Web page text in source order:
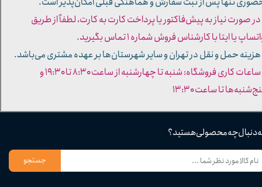
دنبال چه محصولی هستید؟
جستجو
صورت نیاز به پیش‌فاکتور یا پرداخت کارت به کارت، لطفاً از طریق
یا ایتا با کارشناس فروش شماره ۱ تماس بگیرید.
حمل و نقل در تهران و سایر شهرستان‌ها بر عهده مشتری می‌باشد.
- ساعات کاری فروشگاه: شنبه تا چهارشنبه از ساعت ۸:۳۰ تا ۱۹:۳۰ و
تا ساعت ۱۳:۳۰​​​​​​​